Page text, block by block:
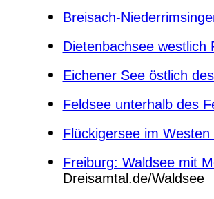
Breisach-
Dietenbachsee westlich
Eichener See östlich
Feldsee unterhalb des
Flückigersee im
Freiburg: Waldsee mit
Dreisamtal.de/Waldsee